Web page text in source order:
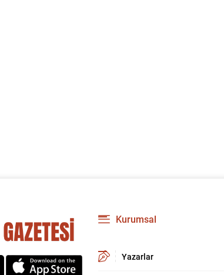
Kurumsal
Yazarlar